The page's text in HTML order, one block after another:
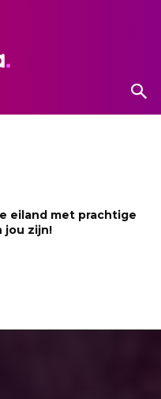
eiland met prachtige
jou zijn!